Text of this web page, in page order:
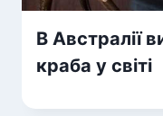
В Австралії
краба у світі